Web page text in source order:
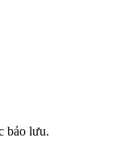
bảo lưu.